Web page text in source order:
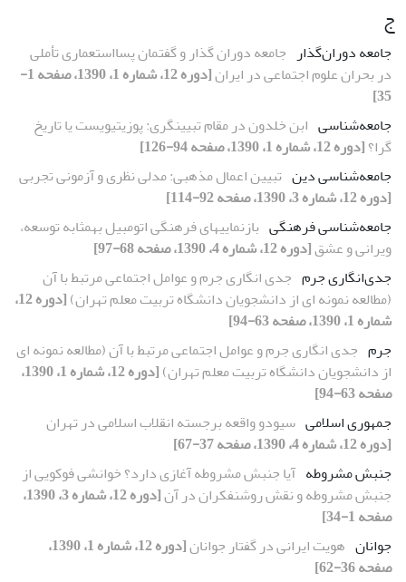
ج
جامعه دوران‌گذار جامعه دوران گذار و گفتمان پسااستعمارى تأملى
در بحران علوم اجتماعى در ایران
[دوره 12، شماره 1، 1390، صفحه 1-
35]
جامعه‌شناسى ابن خلدون در مقام تبیینگرى: پوزیتیویست یا تاریخ
گرا؟[دوره 12، شماره 1، 1390، صفحه 94-126]
جامعه‌شناسى دین تبیین اعمال مذهبى: مدلى نظرى و آزمونى تجربى
[دوره 12، شماره 3، 1390، صفحه 92-114]
جامعه‌شناسى فرهنگى بازنمایىهاى فرهنگى اتومبیل بهمثابه توسعه،
ویرانى و عشق[دوره 12، شماره 4، 1390، صفحه 68-97]
جدى‌انگارى جرم جدى انگارى جرم و عوامل اجتماعى مرتبط با آن
(مطالعه نمونه اى از دانشجویان دانشگاه تربیت معلم تهران)
[دوره 12،
شماره 1، 1390، صفحه 63-94]
جرم جدى انگارى جرم و عوامل اجتماعى مرتبط با آن (مطالعه نمونه اى
از دانشجویان دانشگاه تربیت معلم تهران)
[دوره 12، شماره 1، 1390،
صفحه 63-94]
جمهورى اسلامى سىودو واقعه برجسته انقلاب اسلامى در تهران
[دوره 12، شماره 4، 1390، صفحه 37-67]
جنبش مشروطه آیا جنبش مشروطه آغازى دارد؟ خوانشى فوکویى از
جنبش مشروطه و نقش روشنفکران در آن
[دوره 12، شماره 3، 1390،
صفحه 1-34]
جوانان هویت ایرانى در گفتار جوانان
[دوره 12، شماره 1، 1390،
صفحه 36-62]